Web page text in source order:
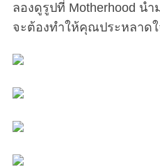
ลองดูรูปที่ Motherhood น
จะต้องทำให้คุณประหลาด